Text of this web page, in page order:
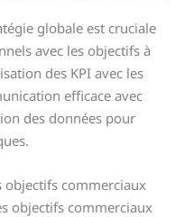
globale est cruciale
avec les objectifs à
des KPI avec les
efficace avec
des données pour
objectifs commerciaux
objectifs commerciaux